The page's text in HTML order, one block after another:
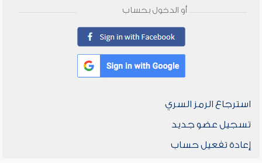
أو الدخول بحساب
استرجاع الرمز السري
تسجيل عضو جديد
إعادة تفعيل حساب